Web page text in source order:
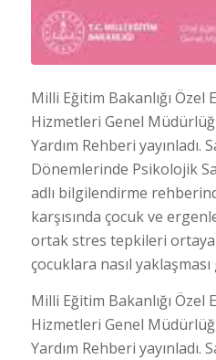
Milli Eğitim Bakanlığı Özel
Hizmetleri Genel
Yardım Rehberi yayınladı.
Dönemlerinde Psikolojik
adlı bilgilendirme
karşısında çocuk ve
ortak stres tepkileri
çocuklara nasıl
Milli Eğitim Bakanlığı Özel
Hizmetleri Genel
Yardım Rehberi yayınladı.